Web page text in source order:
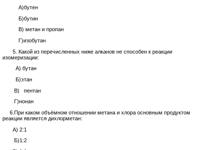
А)бутен
Б)бутин
В) метан и пропан
Г)изобутан
5. Какой из перечисленных ниже алканов не способен к реакции
изомеризации:
А) бутан
Б)этан
В) пентан
Г)нонан
6.При каком объёмном отношении метана и хлора основным продуктом
реакции является дихлорметан:
А) 2:1
Б)1:2